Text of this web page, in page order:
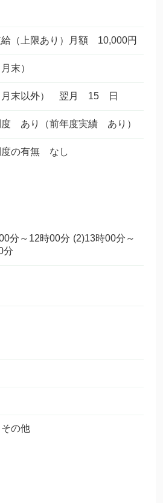
（上限あり）月額 10,000円
末）
月末以外） 翌月 15 日
度 あり（前年度実績 あり）
度の有無 なし
分～12時00分 (2)13時00分～
分
の他